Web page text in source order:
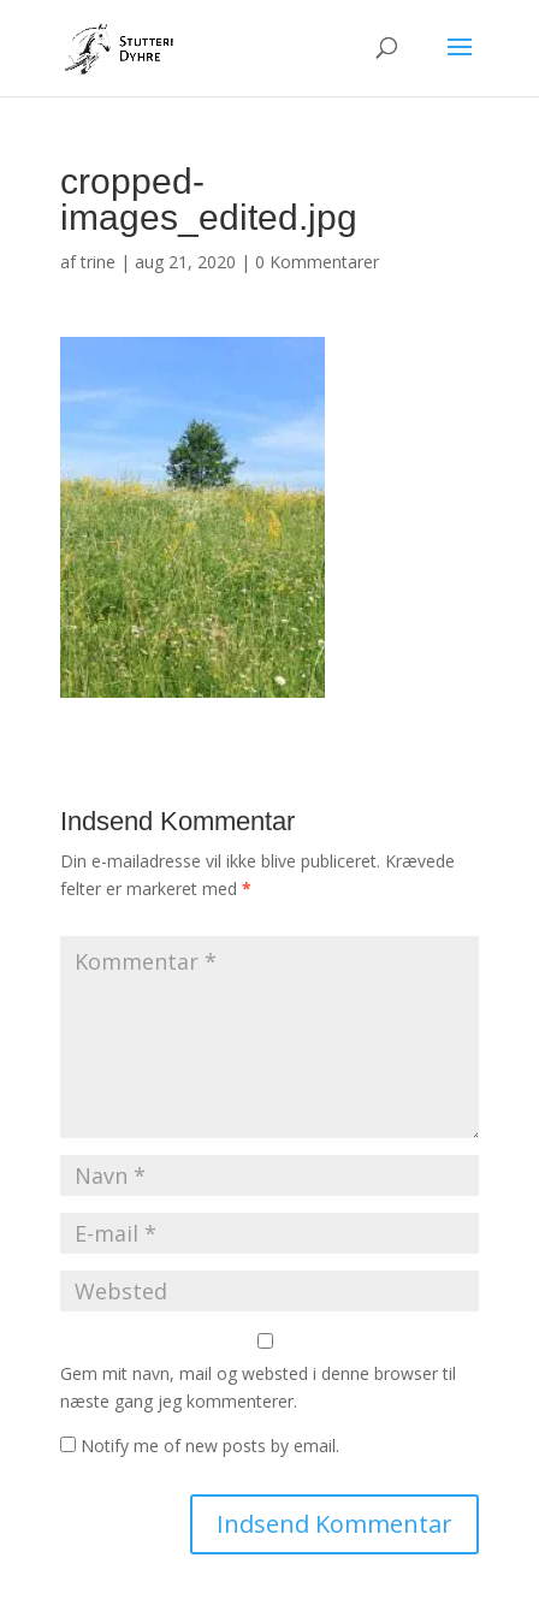
cropped-
images_edited.jpg
aftrine | aug 21, 2020 | 0 Kommentarer
Indsend Kommentar
Din e-mailadresse vil ikke blive publiceret. Krævede
felter er markeret med *
Gem mit navn, mail og websted i denne browser til
næste gang jeg kommenterer.
Notify me of new posts by email.